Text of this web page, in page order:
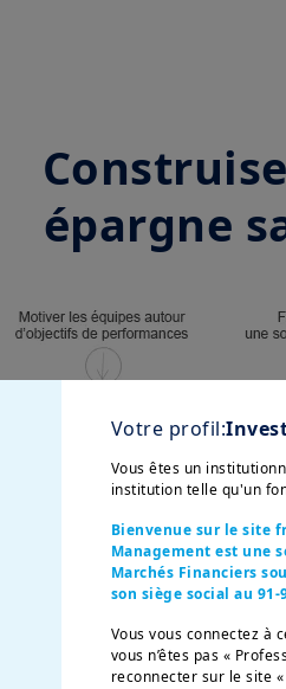
épargne
solutions
Votre profil:
Vous êtes un
institution telle qu'un
Bienvenue sur le site
Management est une
Marchés Financiers
son siège social au 91-
Vous vous connectez à
vous n’êtes pas «
reconnecter sur le site